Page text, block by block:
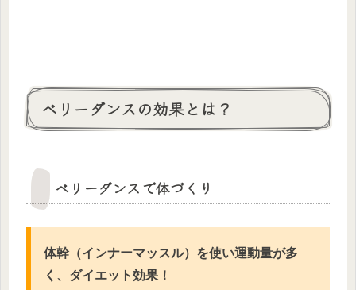
ベリーダンスの効果とは？
ベリーダンスで体づくり
体幹（インナーマッスル）を使い運動量が多
く、ダイエット効果！